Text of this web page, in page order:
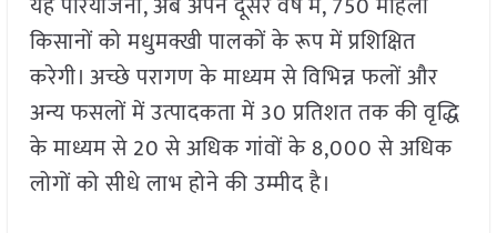
किसानों को मधुमक्खी पालकों के रूप में प्रशिक्षित
करेगी। अच्छे परागण के माध्यम से विभिन्न फलों और
अन्य फसलों में उत्पादकता में 30 प्रतिशत तक की वृद्धि
के माध्यम से 20 से अधिक गांवों के 8,000 से अधिक
लोगों को सीधे लाभ होने की उम्मीद है।